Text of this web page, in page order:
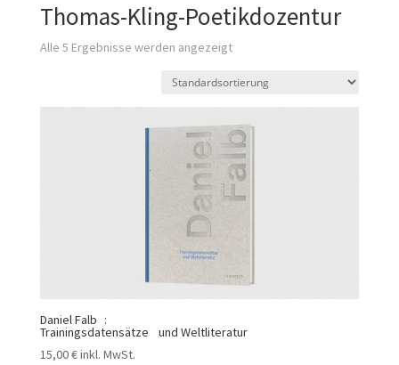
Thomas-Kling-Poetikdozentur
Alle 5 Ergebnisse werden angezeigt
Daniel Falb :
Trainingsdatensätze und Weltliteratur
15,00€inkl. MwSt.